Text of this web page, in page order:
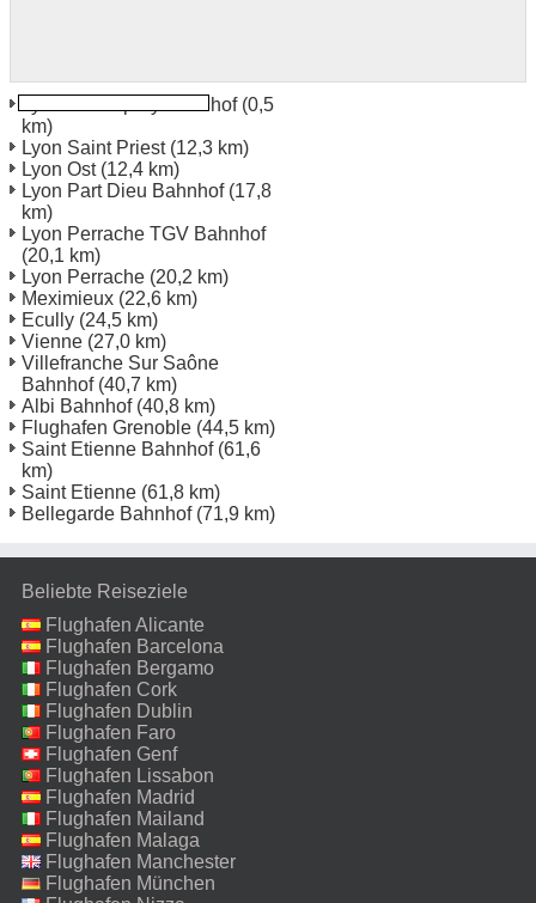
Lyon St Exupery Bahnhof(0,5
km)
Lyon Saint Priest(12,3 km)
Lyon Ost(12,4 km)
Lyon Part Dieu Bahnhof(17,8
km)
Lyon Perrache TGV Bahnhof
(20,1 km)
Lyon Perrache (20,2 km)
Meximieux (22,6 km)
Ecully (24,5 km)
Vienne (27,0 km)
Villefranche Sur Saône
Bahnhof(40,7 km)
Albi Bahnhof(40,8 km)
Flughafen Grenoble (44,5 km)
Saint Etienne Bahnhof(61,6
km)
Saint Etienne (61,8 km)
Bellegarde Bahnhof(71,9 km)
Beliebte Reiseziele
Flughafen Alicante
Flughafen Barcelona
Flughafen Bergamo
Flughafen Cork
Flughafen Dublin
Flughafen Faro
Flughafen Genf
Flughafen Lissabon
Flughafen Madrid
Flughafen Mailand
Malpensa
Flughafen Malaga
Flughafen Manchester
Flughafen München